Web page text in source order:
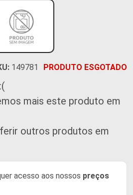
149781 PRODUTO ESGOTADO
mais este produto em
outros produtos em
acesso aos nossos preços